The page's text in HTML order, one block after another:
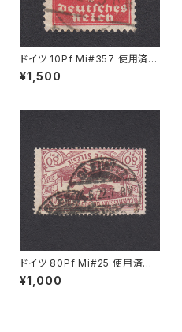
ドイツ 10Pf Mi#357 使用済み
切手｜LOCKWITZ 14.5.1924
¥1,500
ドイツ 80Pf Mi#25 使用済み
切手｜GLEIWITZ 24.6.1922
¥1,000